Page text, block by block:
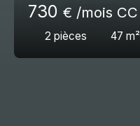
730 € /mois CC
2 pièces 47 m²